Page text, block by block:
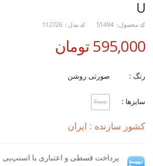
U
کد محصول : 51494 کد مدل : 112726
595,000 تومان
رنگ : صورتی روشن
سایزها : Free
کشور سازنده : ایران
پرداخت قسطی و اعتباری با اسنپ‌پی